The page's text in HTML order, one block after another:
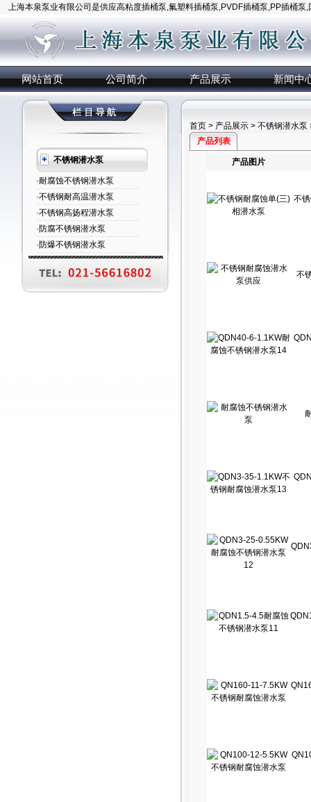
上海本泉泵业有限公司是供应高粘度插桶泵,氟塑料插桶泵,PVDF插桶泵,PP插桶泵
网站首页 公司简介 产品展示 新闻中
不锈钢潜水泵
·耐腐蚀不锈钢潜水泵
·不锈钢耐高温潜水泵
·不锈钢高扬程潜水泵
·防腐不锈钢潜水泵
·防爆不锈钢潜水泵
首页 > 产品展示 > 不锈钢潜水泵
产品列表
产品图片
不
不